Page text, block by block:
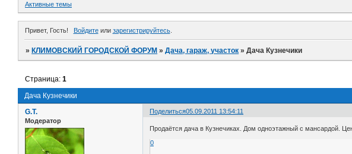
Активные темы
Привет, Гость! Войдитеили зарегистрируйтесь.
»КЛИМОВСКИЙ ГОРОДСКОЙ ФОРУМ »Дача, гараж, участок »Дача Кузнечики
Дача Кузнечики
Страница:1
Поделиться05.09.2011 13:54:11
G.T.
Модератор
Продаётся дача в Кузнечиках. Дом одноэтажный с мансардой.
0